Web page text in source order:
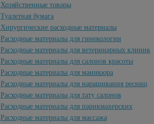
Хозяйственные товары
Туалетная бумага
Хирургические расходные материалы
Расходные материалы для гинекологии
Расходные материалы для ветеринарных клиник
Расходные материалы для салонов красоты
Расходные материалы для маникюра
Расходные материалы для наращивания ресниц
Расходные материалы для тату салонов
Расходные материалы для парикмахерских
Расходные материалы для массажа